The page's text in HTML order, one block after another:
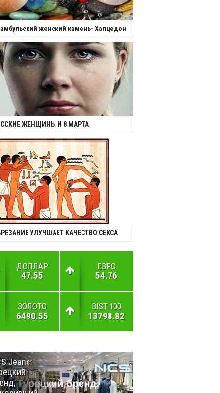
женский камень- Халцедон
ЖЕНЩИНЫ И 8 МАРТА
УЛУЧШАЕТ КАЧЕСТВО СЕКСА
ДОЛЛАР
47.55
ЕВРО
54.76
ЗОЛОТО
6490.55
BIST 100
13798.82
Jeans: